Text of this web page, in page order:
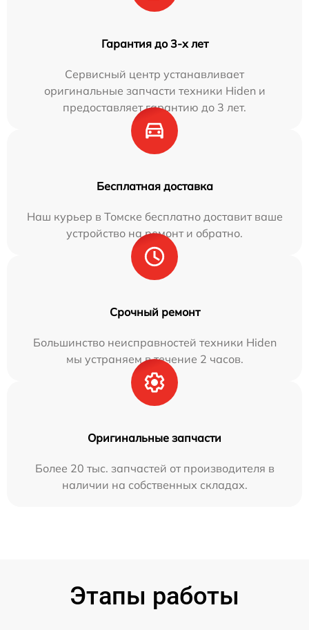
Гарантия до 3-х лет
Сервисный центр устанавливает
оригинальные запчасти техники Hiden и
предоставляет гарантию до 3 лет.
Бесплатная доставка
Наш курьер в Томске бесплатно доставит ваше
устройство на ремонт и обратно.
Срочный ремонт
Большинство неисправностей техники Hiden
мы устраняем в течение 2 часов.
Оригинальные запчасти
Более 20 тыс. запчастей от производителя в
наличии на собственных складах.
Этапы работы